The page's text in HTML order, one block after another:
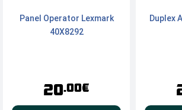
Panel Operator Lexmark
40X8292
20.00€
Duplex